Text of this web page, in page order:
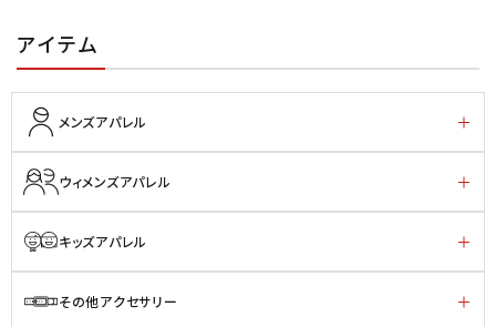
アイテム
メンズアパレル
ウィメンズアパレル
キッズアパレル
その他アクセサリー